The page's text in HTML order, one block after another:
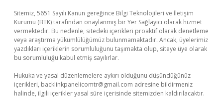
Sitemiz, 5651 Sayılı Kanun gereğince Bilgi Teknolojileri ve İletişim
Kurumu (BTK) tarafından onaylanmış bir Yer Sağlayıcı olarak hizmet
vermektedir. Bu nedenle, sitedeki içerikleri proaktif olarak denetleme
veya araştırma yükümlülüğümüz bulunmamaktadır. Ancak, üyelerimiz
yazdıkları içeriklerin sorumluluğunu taşımakta olup, siteye üye olarak
bu sorumluluğu kabul etmiş sayılırlar.
Hukuka ve yasal düzenlemelere aykırı olduğunu düşündüğünüz
içerikleri, backlinkpanelicomtr@gmail.com adresine bildirmeniz
halinde, ilgili içerikler yasal süre içerisinde sitemizden kaldırılacaktır.